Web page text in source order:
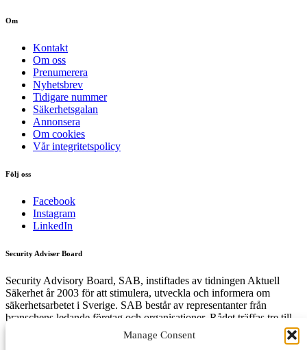
Manage Consent
Om
Kontakt
Om oss
Prenumerera
Nyhetsbrev
Tidigare nummer
Säkerhetsgalan
Annonsera
Om cookies
Vår integritetspolicy
Följ oss
Facebook
Instagram
LinkedIn
Security Adviser Board
Security Advisory Board, SAB, instiftades av tidningen Aktuell
Säkerhet år 2003 för att stimulera, utveckla och informera om
säkerhetsarbetet i Sverige. SAB består av representanter från
branschens ledande företag och organisationer. Rådet träffas tre till
fyra gånger per år och diskuterar aktuella säkerhetsfrågor.